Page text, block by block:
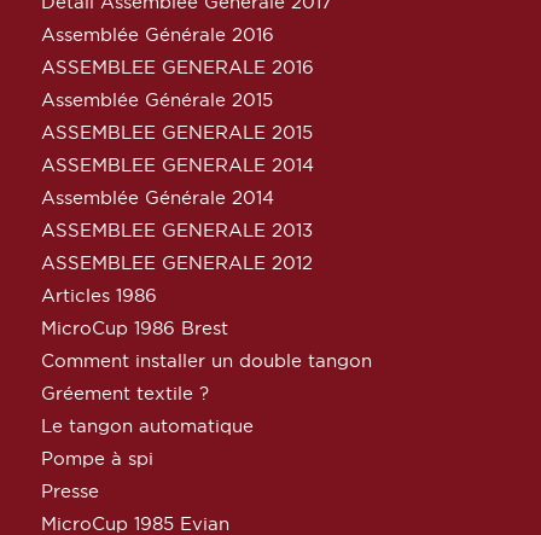
Assemblée Générale 2016
ASSEMBLEE GENERALE 2016
Assemblée Générale 2015
ASSEMBLEE GENERALE 2015
ASSEMBLEE GENERALE 2014
Assemblée Générale 2014
ASSEMBLEE GENERALE 2013
ASSEMBLEE GENERALE 2012
Articles 1986
MicroCup 1986 Brest
Comment installer un double tangon
Gréement textile ?
Le tangon automatique
Pompe à spi
Presse
MicroCup 1985 Evian